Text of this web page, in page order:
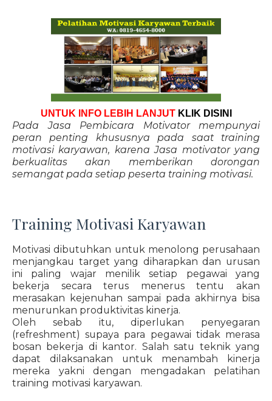
UNTUK INFO LEBIH LANJUT KLIK DISINI
Pada Jasa Pembicara Motivator mempunyai
peran penting khususnya pada saat training
motivasi karyawan, karena Jasa motivator yang
berkualitas akan memberikan dorongan
semangat pada setiap peserta training motivasi.
Training Motivasi Karyawan
Motivasi dibutuhkan untuk menolong perusahaan
menjangkau target yang diharapkan dan urusan
ini paling wajar menilik setiap pegawai yang
bekerja secara terus menerus tentu akan
merasakan kejenuhan sampai pada akhirnya bisa
menurunkan produktivitas kinerja.
Oleh sebab itu, diperlukan penyegaran
(refreshment) supaya para pegawai tidak merasa
bosan bekerja di kantor. Salah satu teknik yang
dapat dilaksanakan untuk menambah kinerja
mereka yakni dengan mengadakan pelatihan
training motivasi karyawan.